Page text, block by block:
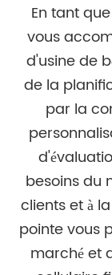
En tant
vous
d'usine de
de la
par la
besoins du
clients et à
pointe vous
marché et